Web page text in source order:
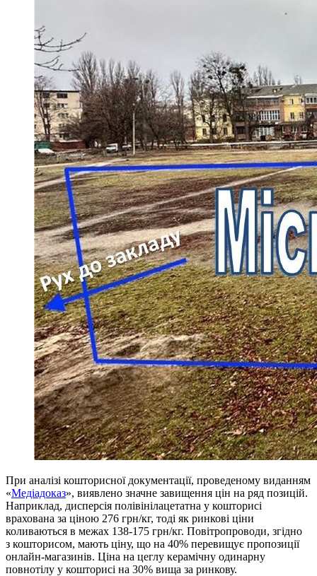
При аналізі кошторисної документації, проведеному виданням
«Медіадоказ», виявлено значне завищення цін на ряд позицій.
Наприклад, дисперсія полівінілацетатна у кошторисі
врахована за ціною 276 грн/кг, тоді як ринкові ціни
коливаються в межах 138-175 грн/кг. Повітропроводи, згідно
з кошторисом, мають ціну, що на 40% перевищує пропозиції
онлайн-магазинів. Ціна на цеглу керамічну одинарну
повнотілу у кошторисі на 30% вища за ринкову.